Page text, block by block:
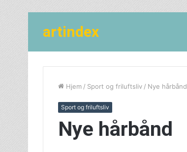
artindex
Hjem / Sport og friluftsliv / Nye hårbånd
Sport og friluftsliv
Nye hårbånd